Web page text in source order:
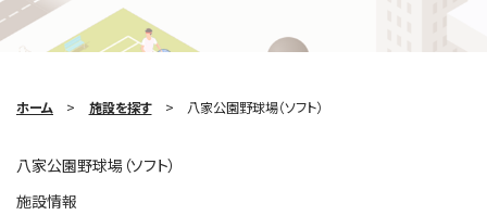
ホーム 施設を探す 八家公園野球場（ソフト）
八家公園野球場（ソフト）
施設情報